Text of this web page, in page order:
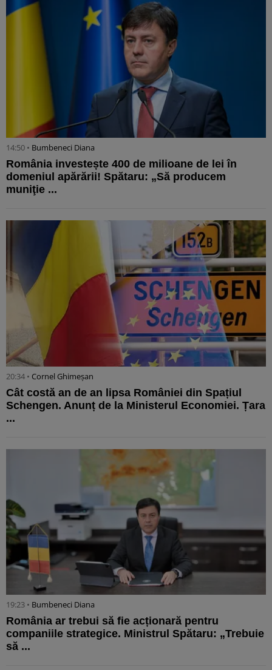
14:50 • Bumbeneci Diana
România investește 400 de milioane de lei în
domeniul apărării! Spătaru: „Să producem
muniţie ...
20:34 • Cornel Ghimeșan
Cât costă an de an lipsa României din Spațiul
Schengen. Anunț de la Ministerul Economiei. Țara
...
19:23 • Bumbeneci Diana
România ar trebui să fie acționară pentru
companiile strategice. Ministrul Spătaru: „Trebuie
să ...